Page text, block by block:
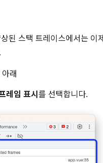
된 스택 트레이스에서는 이제
래
레임 표시 를 선택합니다.